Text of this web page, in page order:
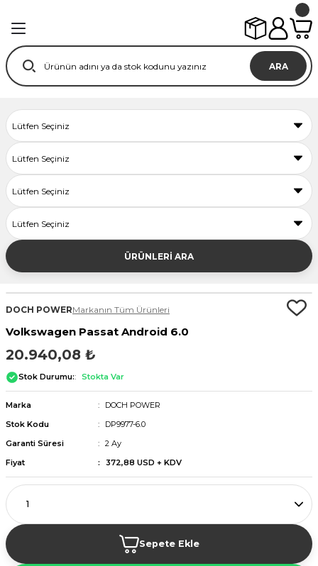
ARA
ÜRÜNLERİ ARA
DOCH POWERMarkanın Tüm Ürünleri
Volkswagen Passat Android 6.0
20.940,08 ₺
Stok Durumu: Stokta Var
Marka
DOCH POWER
Stok Kodu
DP9977-6.0
Garanti Süresi
2 Ay
Fiyat
372,88 USD + KDV
Sepete Ekle